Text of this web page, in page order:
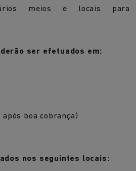
meios e locais para
ser efetuados em:
após boa cobrança)
nos seguintes locais: